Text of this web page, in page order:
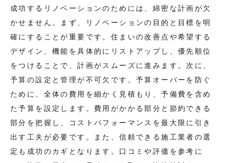
成功するリノベーションのためには、綿密な計画が欠
かせません。まず、リノベーションの目的と目標を明
確にすることが重要です。住まいの改善点や希望する
デザイン、機能を具体的にリストアップし、優先順位
をつけることで、計画がスムーズに進みます。次に、
予算の設定と管理が不可欠です。予算オーバーを防ぐ
ために、全体の費用を細かく見積もり、予備費を含め
た予算を設定します。費用がかかる部分と節約できる
部分を把握し、コストパフォーマンスを最大限に引き
出す工夫が必要です。また、信頼できる施工業者の選
定も成功のカギとなります。口コミや評価を参考に